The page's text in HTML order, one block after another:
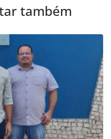
também